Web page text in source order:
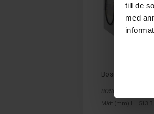
till de
med
Bosch T5 12v
BOSCH
Mått (mm) L= 513